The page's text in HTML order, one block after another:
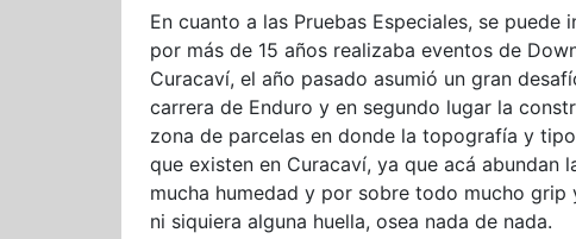
En cuanto a las Pruebas Especiales, se
por más de 15 años realizaba eventos de
Curacaví, el año pasado asumió un gran
carrera de Enduro y en segundo lugar la
zona de parcelas en donde la topografía y
que existen en Curacaví, ya que acá abundan
mucha humedad y por sobre todo mucho
ni siquiera alguna huella, osea nada de nada.